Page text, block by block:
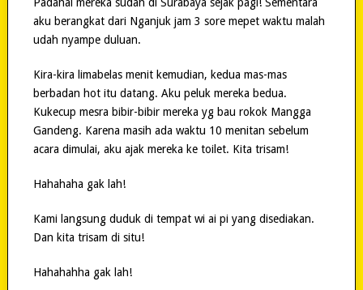
aku berangkat dari Nganjuk jam 3 sore mepet waktu malah
udah nyampe duluan.
Kira-kira limabelas menit kemudian, kedua mas-mas
berbadan hot itu datang. Aku peluk mereka bedua.
Kukecup mesra bibir-bibir mereka yg bau rokok Mangga
Gandeng. Karena masih ada waktu 10 menitan sebelum
acara dimulai, aku ajak mereka ke toilet. Kita trisam!
Hahahaha gak lah!
Kami langsung duduk di tempat wi ai pi yang disediakan.
Dan kita trisam di situ!
Hahahahha gak lah!